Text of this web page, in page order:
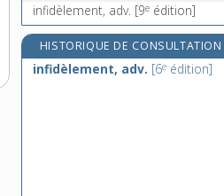
infidèlement, adv. [9e édition]
HISTORIQUE DE CONSULTATION
infidèlement, adv. [6e édition]